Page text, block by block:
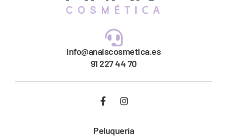
info@anaiscosmetica.es
91 227 44 70
Peluquería